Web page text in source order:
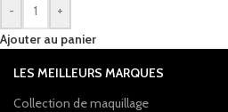
-
+
Ajouter au panier
LES MEILLEURS MARQUES
Collection de maquillage